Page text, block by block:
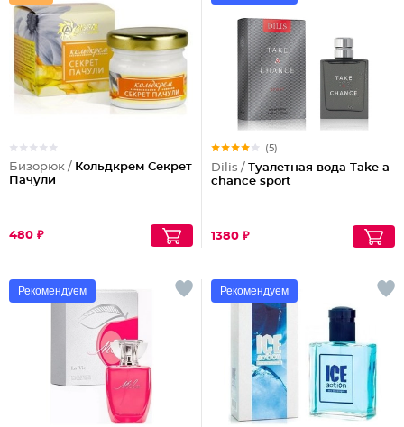
Бизорюк / Кольдкрем Секрет
Пачули
480 ₽
(5)
Dilis / Туалетная вода Take a
chance sport
1380 ₽
Рекомендуем Рекомендуем